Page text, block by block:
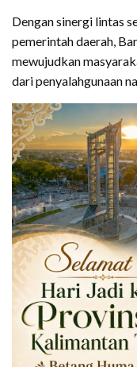
Dengan sinergi lintas
pemerintah daerah,
mewujudkan
dari penyalahgunaan